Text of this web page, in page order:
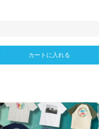
カートに入れる